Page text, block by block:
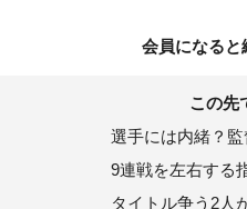
会員になると
この先
選手には内緒？
9連戦を左右する
タイトル争う2人